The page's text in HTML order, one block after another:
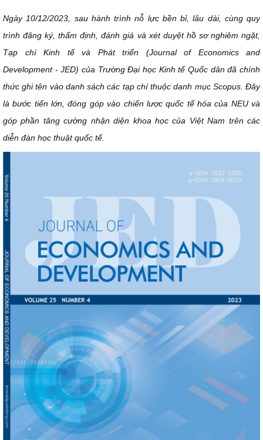
Ngày 10/12/2023, sau hành trình nỗ lực bền bỉ, lâu dài, cùng quy
trình đăng ký, thẩm định, đánh giá và xét duyệt hồ sơ nghiêm ngặt,
Tạp chí Kinh tế và Phát triển (Journal of Economics and
Development - JED) của Trường Đại học Kinh tế Quốc dân đã chính
thức ghi tên vào danh sách các tạp chí thuộc danh mục Scopus. Đây
là bước tiến lớn, đóng góp vào chiến lược quốc tế hóa của NEU và
góp phần tăng cường nhận diện khoa học của Việt Nam trên các
diễn đàn học thuật quốc tế.